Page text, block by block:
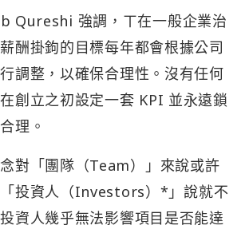
Qureshi 強調，ㄒ在一般企業治
酬掛鉤的目標每年都會根據公司
調整，以確保合理性。沒有任何
創立之初設定一套 KPI 並永遠鎖
理。
對「團隊（Team）」來說或許
投資人（Investors）*」說就不
資人幾乎無法影響項目是否能達